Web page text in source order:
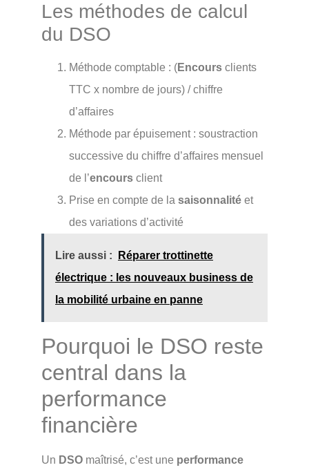
Les méthodes de calcul
du DSO
Méthode comptable : (Encours clients
TTC x nombre de jours) / chiffre
d’affaires
Méthode par épuisement : soustraction
successive du chiffre d’affaires mensuel
de l’encours client
Prise en compte de la saisonnalité et
des variations d’activité
Lire aussi :
Réparer trottinette
électrique : les nouveaux business de
la mobilité urbaine en panne
Pourquoi le DSO reste
central dans la
performance
financière
Un DSO maîtrisé, c’est une performance